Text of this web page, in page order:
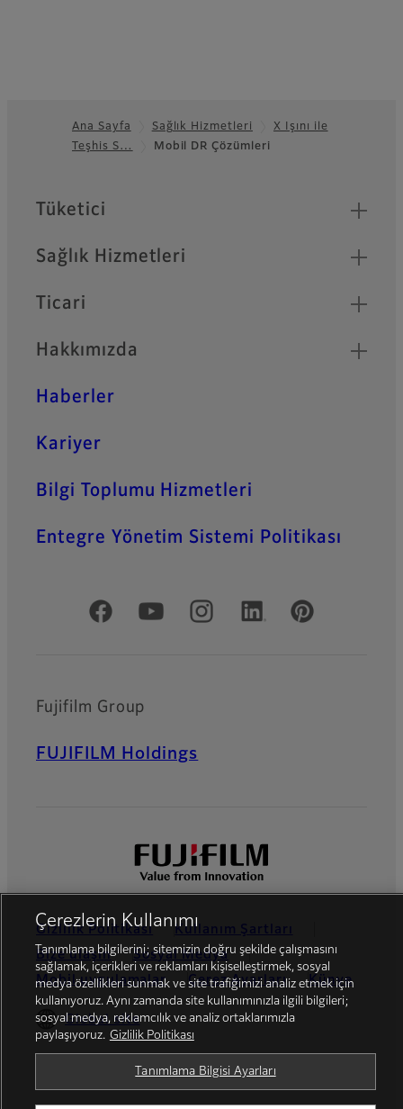
Footer
Ana Sayfa Sağlık Hizmetleri
X Işını ile
Teşhis S…
Mobil DR Çözümleri
Quick Links
Tüketici
Sağlık Hizmetleri
Ticari
Hakkımızda
Haberler
Kariyer
Bilgi Toplumu Hizmetleri
Entegre Yönetim Sistemi Politikası
Resmi Sosyal Medya
Fujifilm Group
FUJIFILM Holdings
Gizlilik Politikası
Kullanım Şartları
Bize ulaşın
Sosyal Medya
Mobil uygulamalar
Çerez Ayarları Künye
Global site
Çerezlerin Kullanımı
Tanımlama bilgilerini; sitemizin doğru şekilde çalışmasını
sağlamak, içerikleri ve reklamları kişiselleştirmek, sosyal
medya özellikleri sunmak ve site trafiğimizi analiz etmek için
kullanıyoruz. Aynı zamanda site kullanımınızla ilgili bilgileri;
sosyal medya, reklamcılık ve analiz ortaklarımızla
paylaşıyoruz. Gizlilik Politikası
Tanımlama Bilgisi Ayarları